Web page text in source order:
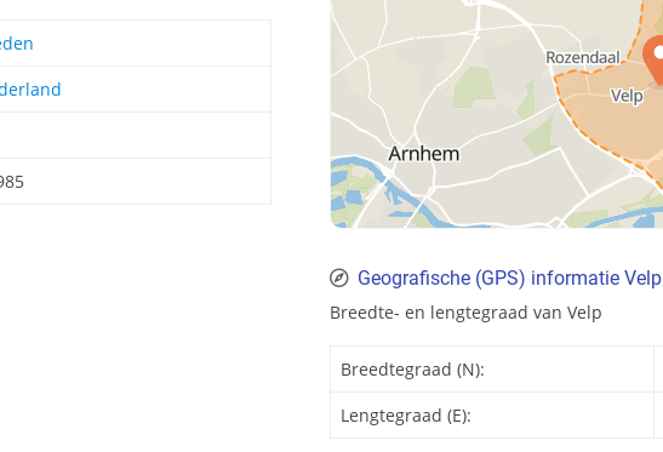
Geografische (GPS) informatie Velp
Breedte- en lengtegraad van Velp
Breedtegraad (N):
Lengtegraad (E):